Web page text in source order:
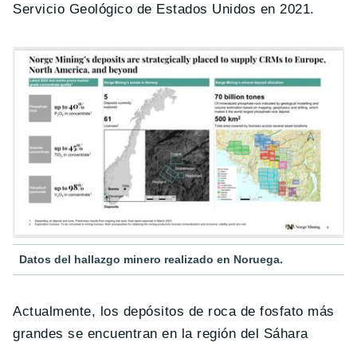
Servicio Geológico de Estados Unidos en 2021.
Datos del hallazgo minero realizado en Noruega.
Actualmente, los depósitos de roca de fosfato más
grandes se encuentran en la región del Sáhara